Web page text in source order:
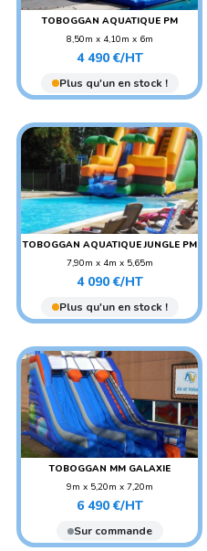
TOBOGGAN AQUATIQUE PM
8,50m x 4,10m x 6m
POIDS : 300 KG
AGE CONSEILLÉ :
ADO/ADULTE
Prix
4 490 €/HT
Plus qu'un en stock !
TOBOGGAN AQUATIQUE JUNGLE PM
7,90m x 4m x 5,65m
POIDS : 200 KG
AGE CONSEILLÉ :
ADO/ADULTE
Prix
4 090 €/HT
Plus qu'un en stock !
TOBOGGAN MM GALAXIE
9m x 5,20m x 7,20m
POIDS : 380 KG
AGE CONSEILLÉ :
ADO/ADULTE
Prix
6 490 €/HT
Sur commande